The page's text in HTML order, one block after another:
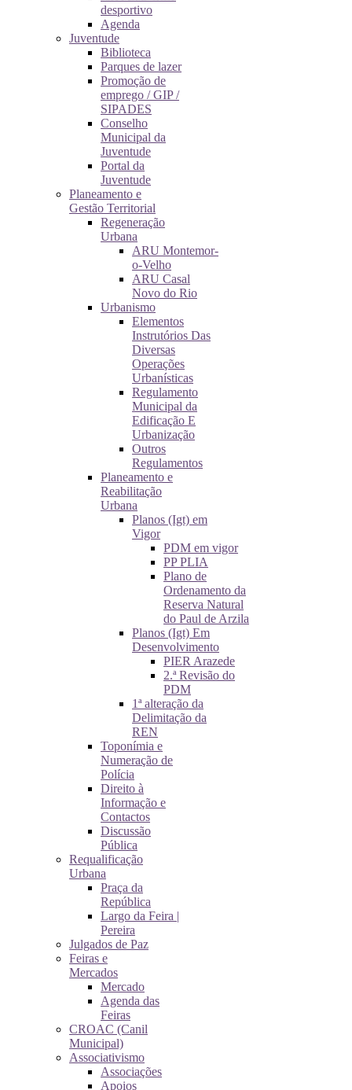
desportivo
Agenda
Juventude
Biblioteca
Parques de lazer
Promoção de
emprego / GIP /
SIPADES
Conselho
Municipal da
Juventude
Portal da
Juventude
Planeamento e
Gestão Territorial
Regeneração
Urbana
ARU Montemor-
o-Velho
ARU Casal
Novo do Rio
Urbanismo
Elementos
Instrutórios Das
Diversas
Operações
Urbanísticas
Regulamento
Municipal da
Edificação E
Urbanização
Outros
Regulamentos
Planeamento e
Reabilitação
Urbana
Planos (Igt) em
Vigor
PDM em vigor
PP PLIA
Plano de
Ordenamento da
Reserva Natural
do Paul de Arzila
Planos (Igt) Em
Desenvolvimento
PIER Arazede
2.ª Revisão do
PDM
1ª alteração da
Delimitação da
REN
Toponímia e
Numeração de
Polícia
Direito à
Informação e
Contactos
Discussão
Pública
Requalificação
Urbana
Praça da
República
Largo da Feira |
Pereira
Julgados de Paz
Feiras e
Mercados
Mercado
Agenda das
Feiras
CROAC (Canil
Municipal)
Associativismo
Associações
Apoios